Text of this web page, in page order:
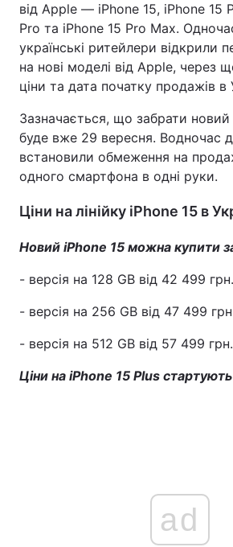
від Apple — iPhone 15, iPhone 15
Pro та iPhone 15 Pro Max.
українські ритейлери відкрили
на нові моделі від Apple, через
ціни та дата початку продажів в
Зазначається, що забрати
буде вже 29 вересня. Водночас
встановили обмеження на
одного смартфона в одні руки.
Ціни на лінійку iPhone 15 в
Новий iPhone 15 можна купити
- версія на 128 GB від 42 499 грн.
- версія на 256 GB від 47 499
- версія на 512 GB від 57 499 грн.
Ціни на iPhone 15 Plus стартують
ad